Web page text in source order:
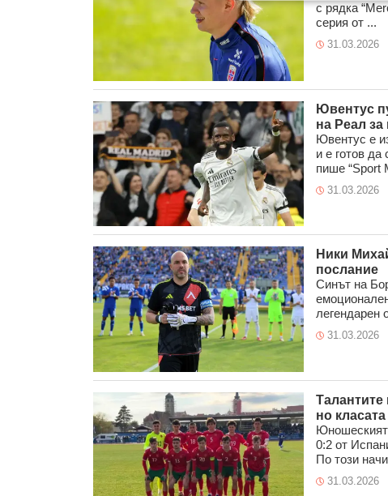
с рядка
серия от ...
31.03.2026
Ювентус
на Реал за
Ювентус е
и е готов да
пише “Sport
31.03.2026
Ники
послание
Синът на
легендарен
31.03.2026
но
Юношеският
0:2 от
По този
31.03.2026